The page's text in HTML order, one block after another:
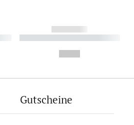
------------
----------- ----------- ----------
Gutscheine